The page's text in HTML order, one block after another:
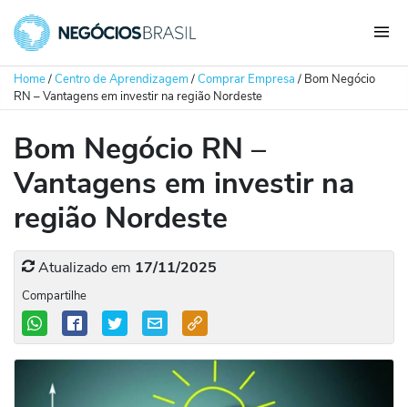
Home/Centro de Aprendizagem/Comprar Empresa/ Bom Negócio
RN – Vantagens em investir na região Nordeste
Bom Negócio RN –
Vantagens em investir na
região Nordeste
Atualizado em 17/11/2025
Compartilhe